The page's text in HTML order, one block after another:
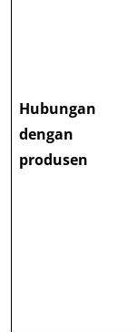
Hubungan
dengan
produsen